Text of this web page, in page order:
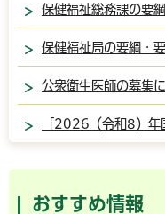
保健福祉総務課の要
保健福祉局の要綱・
公衆衛生医師の募集
「2026（令和8）年
おすすめ情報